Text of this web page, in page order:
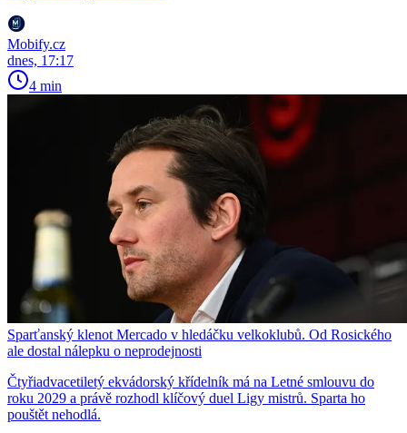
Mobify.cz
dnes, 17:17
4 min
Sparťanský klenot Mercado v hledáčku velkoklubů. Od Rosického
ale dostal nálepku o neprodejnosti
Čtyřiadvacetiletý ekvádorský křídelník má na Letné smlouvu do
roku 2029 a právě rozhodl klíčový duel Ligy mistrů. Sparta ho
pouštět nehodlá.